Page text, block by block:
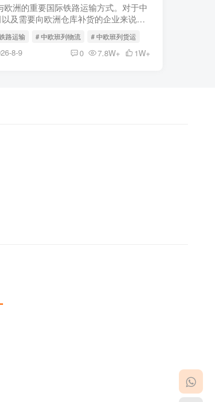
洲的重要国际铁路运输方式。对于中
及需要向欧洲仓库补货的企业来说，
路运输 # 中欧班列物流 # 中欧班列货运
8-9 0 7.8W+ 1W+